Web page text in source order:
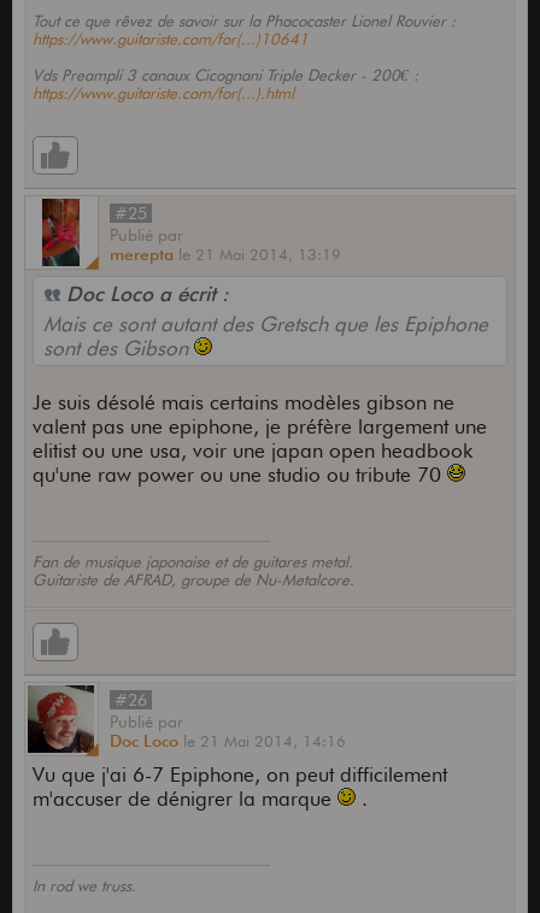
Tout ce que rêvez de savoir sur la Phacocaster Lionel Rouvier :
https://www.guitariste.com/for(...)10641
Vds Preampli 3 canaux Cicognani Triple Decker - 200€ :
https://www.guitariste.com/for(...).html
#25
Publié par
merepta le 21 Mai 2014, 13:19
Doc Loco a écrit :
Mais ce sont autant des Gretsch que les Epiphone
sont des Gibson
Je suis désolé mais certains modèles gibson ne
valent pas une epiphone, je préfère largement une
elitist ou une usa, voir une japan open headbook
qu'une raw power ou une studio ou tribute 70
Fan de musique japonaise et de guitares metal.
Guitariste de AFRAD, groupe de Nu-Metalcore.
#26
Publié par
Doc Loco le 21 Mai 2014, 14:16
Vu que j'ai 6-7 Epiphone, on peut difficilement
m'accuser de dénigrer la marque
.
In rod we truss.